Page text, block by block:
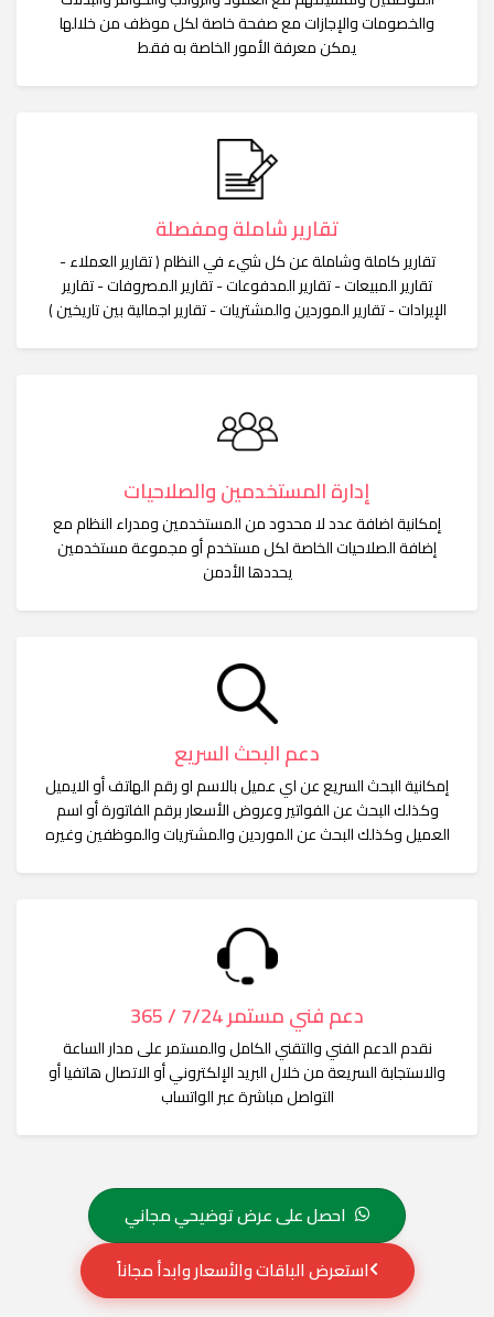
والخصومات والإجازات مع صفحة خاصة لكل موظف من خلالها
يمكن معرفة الأمور الخاصة به فقط
تقارير شاملة ومفصلة
تقارير كاملة وشاملة عن كل شيء في النظام ( تقارير العملاء -
تقارير المبيعات - تقارير المدفوعات - تقارير المصروفات - تقارير
الإيرادات - تقارير الموردين والمشتريات - تقارير اجمالية بين تاريخين )
إدارة المستخدمين والصلاحيات
إمكانية اضافة عدد لا محدود من المستخدمين ومدراء النظام مع
إضافة الصلاحيات الخاصة لكل مستخدم أو مجموعة مستخدمين
يحددها الأدمن
دعم البحث السريع
إمكانية البحث السريع عن اي عميل بالاسم او رقم الهاتف أو الايميل
وكذلك البحث عن الفواتير وعروض الأسعار برقم الفاتورة أو اسم
العميل وكذلك البحث عن الموردين والمشتريات والموظفين وغيره
دعم فني مستمر 7/24 / 365
نقدم الدعم الفني والتقني الكامل والمستمر على مدار الساعة
والاستجابة السريعة من خلال البريد الإلكتروني أو الاتصال هاتفيا أو
التواصل مباشرة عبر الواتساب
احصل على عرض توضيحي مجاني
استعرض الباقات والأسعار وابدأ مجاناً